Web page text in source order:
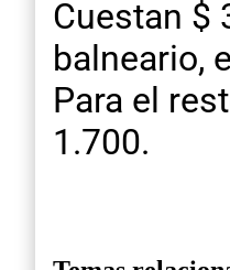
Cuestan $
balneario,
Para el
1.700.